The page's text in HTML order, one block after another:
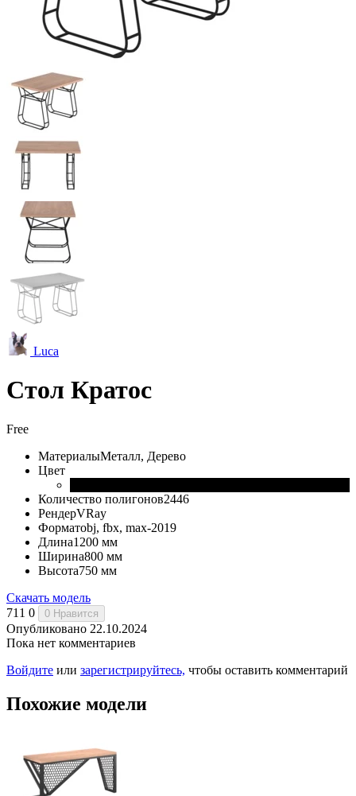
Luca
Стол Кратос
Free
МатериалыМеталл, Дерево
Цвет
Количество полигонов2446
РендерVRay
Форматobj, fbx, max-2019
Длина1200 мм
Ширина800 мм
Высота750 мм
Скачать модель
711 0 0 Нравится
Опубликовано 22.10.2024
Пока нет комментариев
Войдите или зарегистрируйтесь, чтобы оставить комментарий
Похожие модели